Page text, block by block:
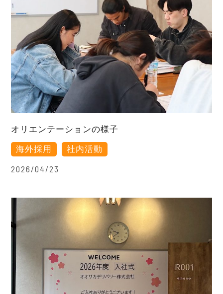
オリエンテーションの様子
海外採用 社内活動
2026/04/23